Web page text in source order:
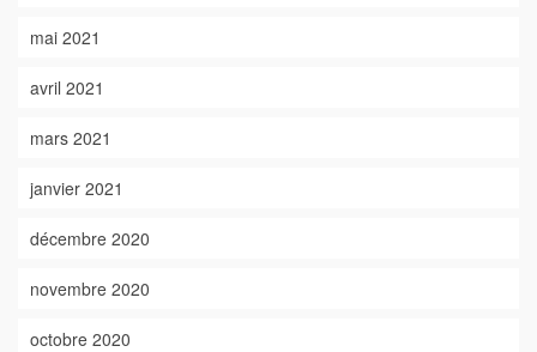
mai 2021
avril 2021
mars 2021
janvier 2021
décembre 2020
novembre 2020
octobre 2020